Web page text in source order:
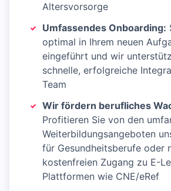
Altersvorsorge
Umfassendes Onboarding:
optimal in Ihrem neuen
eingeführt und wir
schnelle, erfolgreiche
Team
Wir fördern berufliches
Profitieren Sie von den
Weiterbildungsangeboten
für Gesundheitsberufe oder
kostenfreien Zugang zu E-
Plattformen wie CNE/eRef